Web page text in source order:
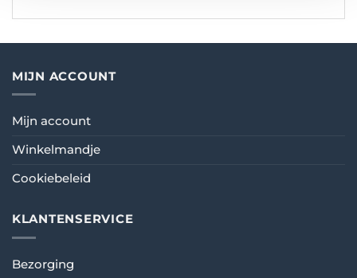
MIJN ACCOUNT
Mijn account
Winkelmandje
Cookiebeleid
KLANTENSERVICE
Bezorging